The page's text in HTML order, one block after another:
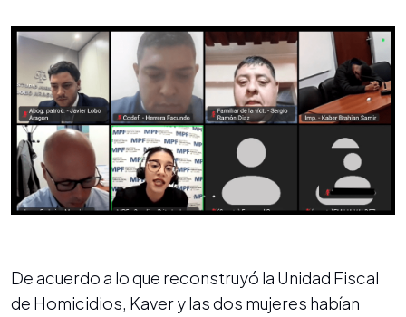
De acuerdo a lo que reconstruyó la Unidad Fiscal
de Homicidios, Kaver y las dos mujeres habían